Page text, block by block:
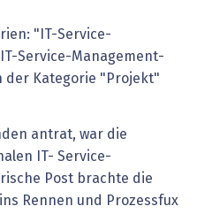
"IT-Service-
Service-Management-
der Kategorie "Projekt"
antrat, war die
IT- Service-
Post brachte die
Rennen und Prozessfux